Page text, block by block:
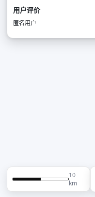
用户评价
匿名用户
10
km